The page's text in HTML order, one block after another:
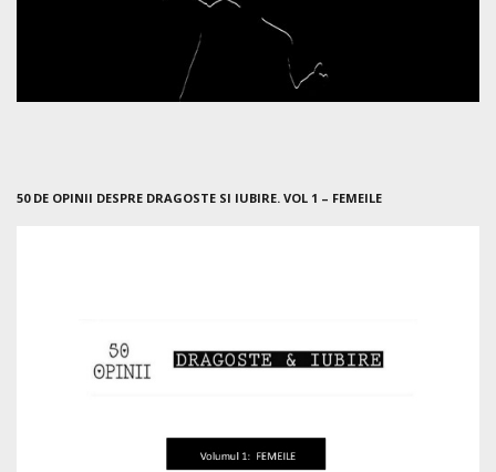
50 DE OPINII DESPRE DRAGOSTE SI IUBIRE. VOL 1 – FEMEILE